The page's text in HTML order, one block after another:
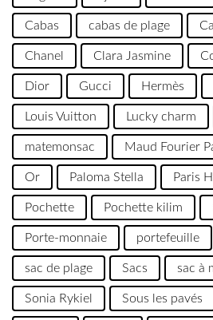
Cabas cabas de plage
Chanel Clara Jasmine
Dior Gucci Hermès
Louis Vuitton Lucky charm
matemonsac Maud Fourier
Or Paloma Stella Paris
Pochette Pochette kilim
Porte-monnaie portefeuille
sac de plage Sacs sac à
Sonia Rykiel Sous les pavés